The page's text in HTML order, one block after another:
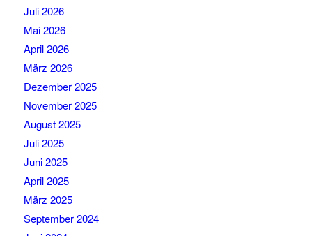
Juli 2026
Mai 2026
April 2026
März 2026
Dezember 2025
November 2025
August 2025
Juli 2025
Juni 2025
April 2025
März 2025
September 2024